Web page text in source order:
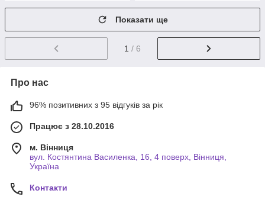
Показати ще
1 / 6
Про нас
96% позитивних з 95 відгуків за рік
Працює з 28.10.2016
м. Вінниця
вул. Костянтина Василенка, 16, 4 поверх, Вінниця,
Україна
Контакти